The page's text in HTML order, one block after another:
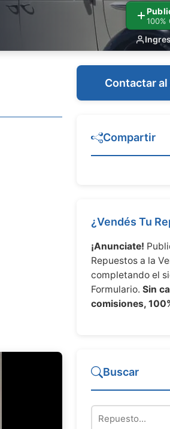
100%
Contactar
Compartir
¿Vendés Tu
¡Anunciate!
Repuestos a la
completando el
Formulario. Sin
comisiones,
Buscar